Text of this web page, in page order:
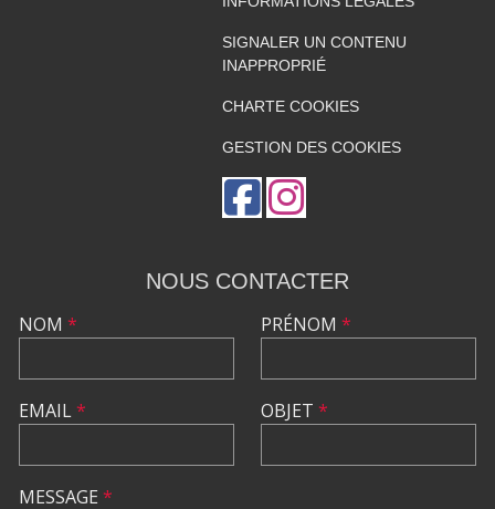
SIGNALER UN CONTENU
INAPPROPRIÉ
CHARTE COOKIES
GESTION DES COOKIES
NOUS CONTACTER
NOM *
EMAIL*
PRÉNOM *
OBJET *
MESSAGE *